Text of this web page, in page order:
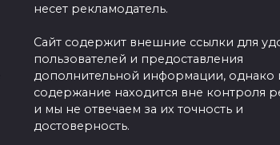
несет рекламодатель.
Сайт содержит внешние ссылки для
пользователей и предоставления
дополнительной информации, однако
содержание находится вне контроля
и мы не отвечаем за их точность и
достоверность.